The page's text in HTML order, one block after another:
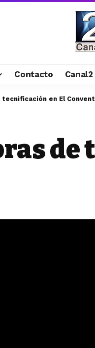
Contacto Canal2
tecnificación en El
de